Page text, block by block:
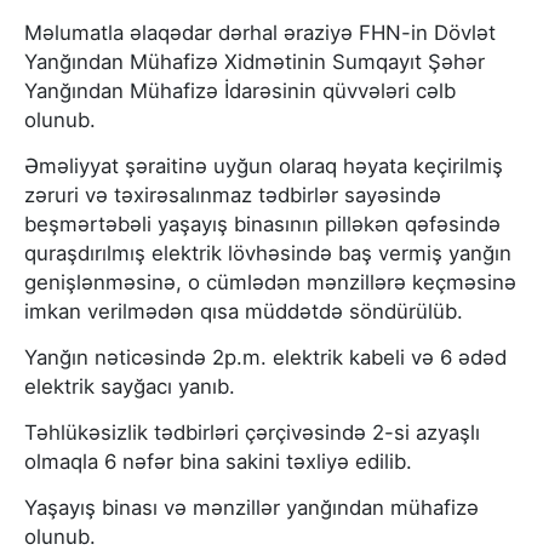
Məlumatla əlaqədar dərhal əraziyə FHN-in Dövlət
Yanğından Mühafizə Xidmətinin Sumqayıt Şəhər
Yanğından Mühafizə İdarəsinin qüvvələri cəlb
olunub.
Əməliyyat şəraitinə uyğun olaraq həyata keçirilmiş
zəruri və təxirəsalınmaz tədbirlər sayəsində
beşmərtəbəli yaşayış binasının pilləkən qəfəsində
quraşdırılmış elektrik lövhəsində baş vermiş yanğın
genişlənməsinə, o cümlədən mənzillərə keçməsinə
imkan verilmədən qısa müddətdə söndürülüb.
Yanğın nəticəsində 2p.m. elektrik kabeli və 6 ədəd
elektrik sayğacı yanıb.
Təhlükəsizlik tədbirləri çərçivəsində 2-si azyaşlı
olmaqla 6 nəfər bina sakini təxliyə edilib.
Yaşayış binası və mənzillər yanğından mühafizə
olunub.